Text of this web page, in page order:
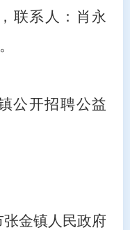
联系人：肖永
公开招聘公益
张金镇人民政府